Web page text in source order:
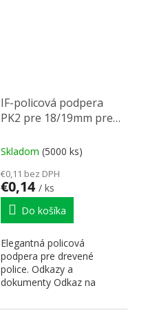
IF-policová podpera
PK2 pre 18/19mm pre
Skladom (5000 ks)
€0,11 bez DPH
€0,14 / ks
Do košíka
Elegantná policová
podpera pre drevené
police. Odkazy a
dokumenty Odkaz na